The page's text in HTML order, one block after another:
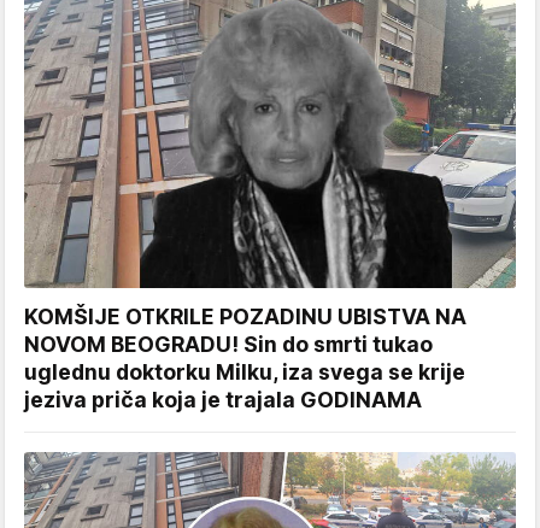
KOMŠIJE OTKRILE POZADINU UBISTVA NA
NOVOM BEOGRADU! Sin do smrti tukao
uglednu doktorku Milku, iza svega se krije
jeziva priča koja je trajala GODINAMA